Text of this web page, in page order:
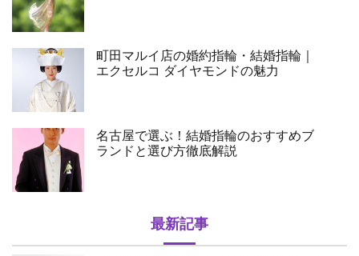
町田マルイ店の婚約指輪・結婚指輪｜
エクセルコ ダイヤモンドの魅力
名古屋で選ぶ！結婚指輪のおすすめブ
ランドと選び方徹底解説
最新記事